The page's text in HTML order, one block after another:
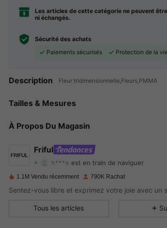
Les articles de cette catégorie ne peuvent
ni échangés.
Sécurité des achats
Paiements sécurisés
Protection de la
Description Fleur tridimensionnelle,Fleurs,PMMA
Tailles & Mesures
À Propos Du Magasin
Friful
4.84
h***eest en train de naviguer
4.84 Evaluation 3.3KArticles 619K
3.3K
4.84
1.1M Vendu récemment 790K Rachat
Tous les articles